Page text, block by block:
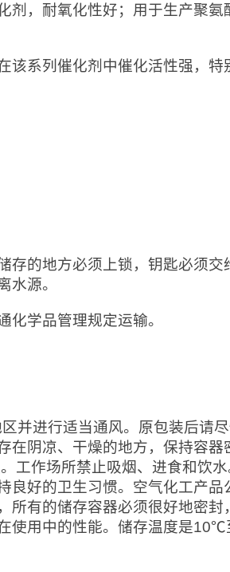
剂，耐氧化性好；用于生产聚氨
该系列催化剂中催化活性强，特
存的地方必须上锁，钥匙必须交
水源。
化学品管理规定运输。
并进行适当通风。原包装后请
在阴凉、干燥的地方，保持容器
工作场所禁止吸烟、进食和饮
良好的卫生习惯。空气化工产品
所有的储存容器必须很好地密封
使用中的性能。储存温度是